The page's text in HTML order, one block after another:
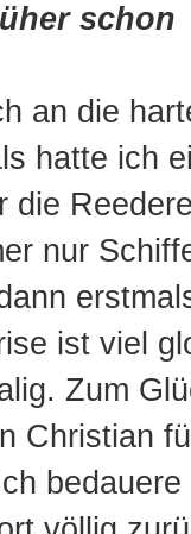
schon
an die
hatte ich
die
nur
ist viel
Zum
Christian